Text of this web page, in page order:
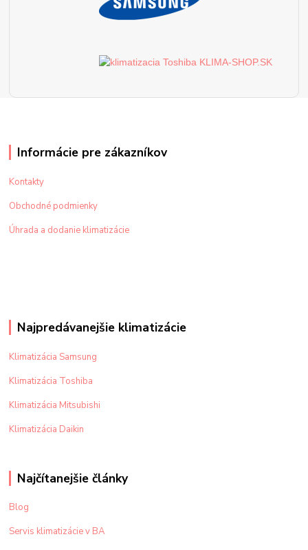
Informácie pre zákazníkov
Kontakty
Obchodné podmienky
Úhrada a dodanie klimatizácie
Najpredávanejšie klimatizácie
Klimatizácia Samsung
Klimatizácia Toshiba
Klimatizácia Mitsubishi
Klimatizácia Daikin
Najčítanejšie články
Blog
Servis klimatizácie v BA